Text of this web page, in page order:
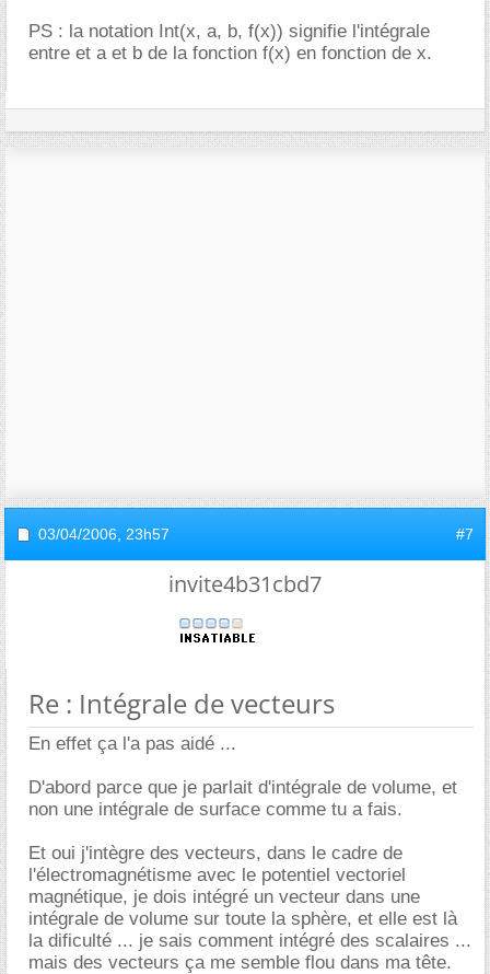
PS : la notation Int(x, a, b, f(x)) signifie l'intégrale
entre et a et b de la fonction f(x) en fonction de x.
03/04/2006, 23h57 #7
invite4b31cbd7
Re : Intégrale de vecteurs
En effet ça l'a pas aidé ...
D'abord parce que je parlait d'intégrale de volume, et
non une intégrale de surface comme tu a fais.
Et oui j'intègre des vecteurs, dans le cadre de
l'électromagnétisme avec le potentiel vectoriel
magnétique, je dois intégré un vecteur dans une
intégrale de volume sur toute la sphère, et elle est là
la dificulté ... je sais comment intégré des scalaires ...
mais des vecteurs ça me semble flou dans ma tête.